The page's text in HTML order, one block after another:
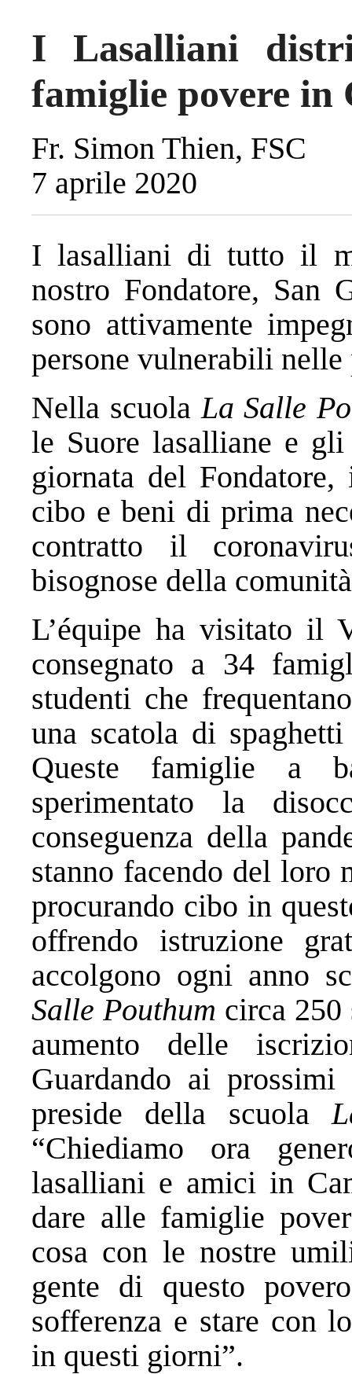
I Lasalliani
famiglie povere in
Fr. Simon Thien, FSC
7 aprile 2020
I lasalliani di tutto il
nostro Fondatore, San
sono attivamente
persone vulnerabili
Nella scuola La Salle
le Suore lasalliane e
giornata del
cibo e beni di prima
contratto il
bisognose della
L’équipe ha visitato il
consegnato a 34
studenti che
una scatola di
Queste famiglie a
sperimentato la
conseguenza della
stanno facendo del loro
procurando cibo in
offrendo istruzione
accolgono ogni anno
Salle Pouthum circa 250
aumento delle
Guardando ai
preside della scuola
“Chiediamo ora
lasalliani e amici in
dare alle famiglie
cosa con le nostre
gente di questo
sofferenza e stare con
in questi giorni”.